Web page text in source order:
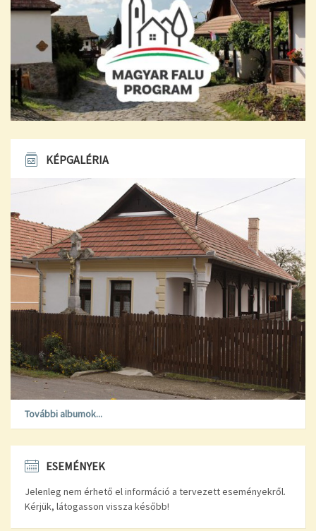
KÉPGALÉRIA
További albumok...
ESEMÉNYEK
Jelenleg nem érhető el információ a tervezett eseményekről.
Kérjük, látogasson vissza később!